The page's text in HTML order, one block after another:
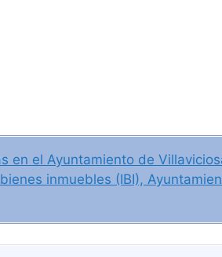
en el Ayuntamiento de
inmuebles (IBI),